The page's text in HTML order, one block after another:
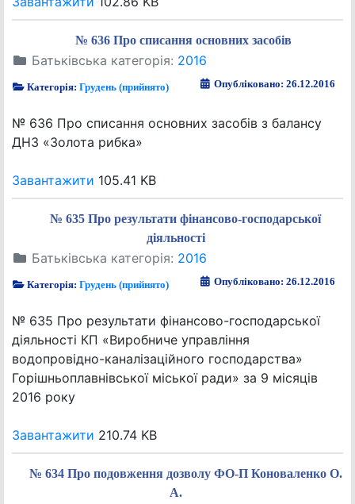
№ 636 Про списання основних засобів
Батьківська категорія: 2016
Категорія:Грудень (прийнято) Опубліковано: 26.12.2016
№ 636 Про списання основних засобів з балансу
ДНЗ «Золота рибка»
Завантажити 105.41 KB
№ 635 Про результати фінансово-господарської
діяльності
Батьківська категорія: 2016
Категорія:Грудень (прийнято) Опубліковано: 26.12.2016
№ 635 Про результати фінансово-господарської
діяльності КП «Виробниче управління
водопровідно-каналізаційного господарства»
Горішньоплавнівської міської ради» за 9 місяців
2016 року
Завантажити 210.74 KB
№ 634 Про подовження дозволу ФО-П Коноваленко О.
А.